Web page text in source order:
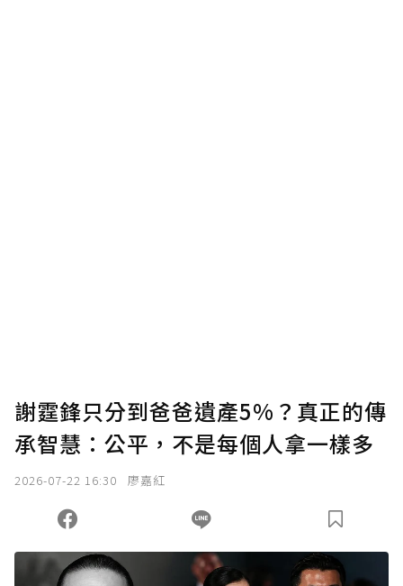
謝霆鋒只分到爸爸遺產5%？真正的傳
承智慧：公平，不是每個人拿一樣多
2026-07-22 16:30 廖嘉紅